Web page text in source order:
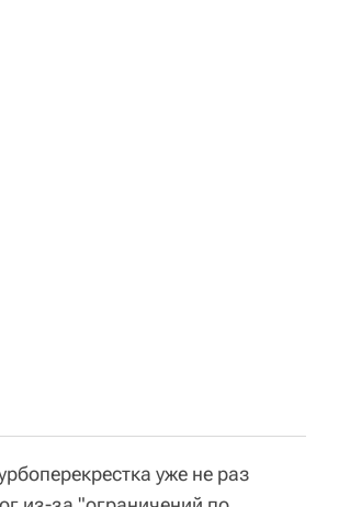
уже не раз